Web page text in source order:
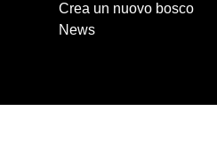
Crea un nuovo bosco
News